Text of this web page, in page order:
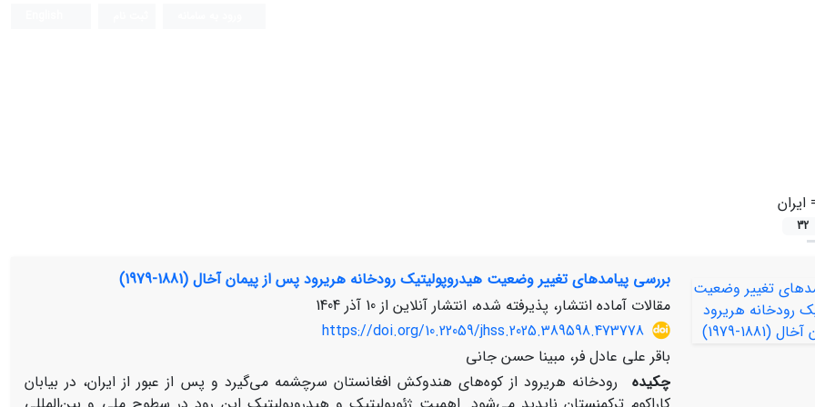
ایران
32
بررسی پیامدهای تغییر وضعیت هیدروپولیتیک رودخانه هریرود پس از پیمان آخال (1881-1979)
مقالات آماده انتشار، پذیرفته شده، انتشار آنلاین از10 آذر 1404
https://doi.org/10.22059/jhss.2025.389598.473778
باقر علی عادل فر، مبینا حسن جانی
چکیده
رودخانه هریرود از کوه‌های هندوکش افغانستان سرچشمه می‌گیرد و پس از عبور از ایران، در بیابان